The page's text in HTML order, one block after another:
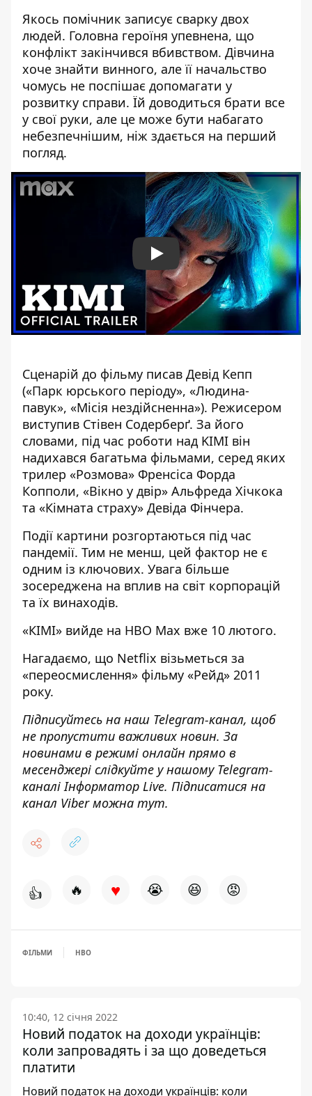
Якось помічник записує сварку двох
людей. Головна героїня упевнена, що
конфлікт закінчився вбивством. Дівчина
хоче знайти винного, але її начальство
чомусь не поспішає допомагати у
розвитку справи. Їй доводиться брати все
у свої руки, але це може бути набагато
небезпечнішим, ніж здається на перший
погляд.
Play
Сценарій до фільму писав Девід Кепп
(«Парк юрського періоду», «Людина-
павук», «Місія нездійсненна»). Режисером
виступив Стівен Содерберґ. За його
словами, під час роботи над KIMI він
надихався багатьма фільмами, серед яких
трилер «Розмова» Френсіса Форда
Копполи, «Вікно у двір» Альфреда Хічкока
та «Кімната страху» Девіда Фінчера.
Події картини розгортаються під час
пандемії. Тим не менш, цей фактор не є
одним із ключових. Увага більше
зосереджена на вплив на світ корпорацій
та їх винаходів.
«КІМІ» вийде на HBO Max вже 10 лютого.
Нагадаємо, що Netflix візьметься за
«переосмислення» фільму «Рейд» 2011
року.
Підписуйтесь на наш Telegram-канал, щоб
не пропустити важливих новин. За
новинами в режимі онлайн прямо в
месенджері слідкуйте у нашому Telegram-
каналіІнформатор Live. Підписатися на
канал Viber можна тут.
👍 🔥 ♥ 😭 😆 😡
ФІЛЬМИ HBO
10:40, 12 січня 2022
Новий податок на доходи українців:
коли запровадять і за що доведеться
платити
Новий податок на доходи українців: коли